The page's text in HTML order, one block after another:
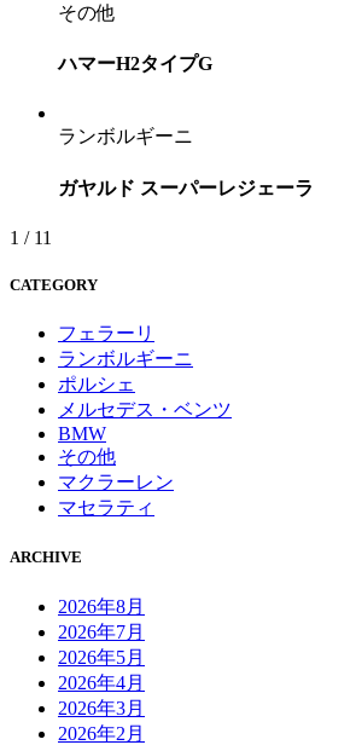
その他
ハマーH2タイプG
ランボルギーニ
ガヤルド スーパーレジェーラ
1 / 11
CATEGORY
フェラーリ
ランボルギーニ
ポルシェ
メルセデス・ベンツ
BMW
その他
マクラーレン
マセラティ
ARCHIVE
2026年8月
2026年7月
2026年5月
2026年4月
2026年3月
2026年2月